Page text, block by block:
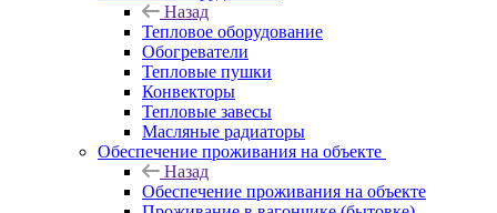
Назад
Тепловое оборудование
Обогреватели
Тепловые пушки
Конвекторы
Тепловые завесы
Масляные радиаторы
Обеспечение проживания на объекте
Назад
Обеспечение проживания на объекте